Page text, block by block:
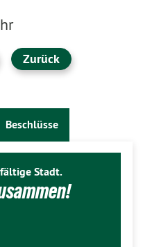
Zurück
Beschlüsse
Stadt.